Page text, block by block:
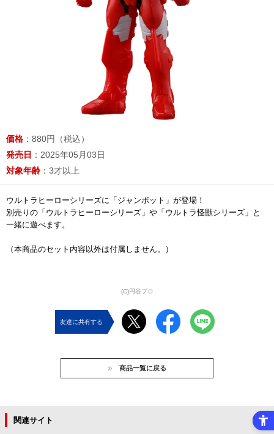
価格 ：880円（税込）
発売日 ：2025年05月03日
対象年齢 ：3才以上
ウルトラヒーローシリーズに「ジャンボット」が登場！
別売りの「ウルトラヒーローシリーズ」や「ウルトラ怪獣シリーズ」と
一緒に遊べます。
（本商品のセット内容以外は付属しません。）
(C)円谷プロ
友達に共有する
商品一覧に戻る
関連サイト